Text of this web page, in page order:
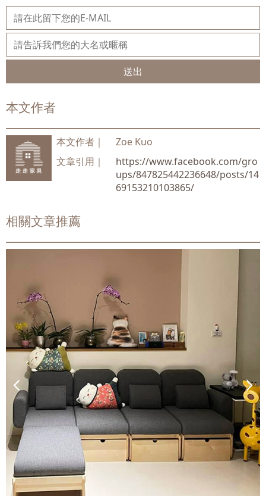
送出
本文作者
本文作者｜
Zoe Kuo
文章引用｜
https://www.facebook.com/gro
ups/847825442236648/posts/14
69153210103865/
相關文章推薦